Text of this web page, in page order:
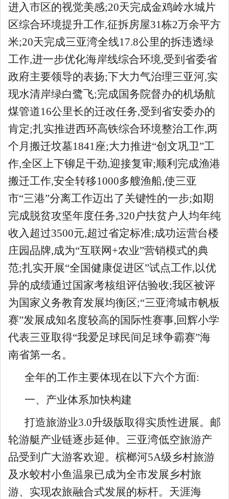
进入市区的视觉美感;20天完成金鸡岭水城片
区综合环境提升工作,征拆房屋31栋2万余平方
米;20天完成三亚湾全线17.8公里的拆违透绿
工作,进一步优化海岸线综合环境,受到省委省
政府主要领导的表扬;下大力气治理三亚河,实
现水清岸绿白鹭飞;完成国务院督办的机场航
煤管道16公里长的迁改任务,受到省安委办的
肯定;扎实推进西环高铁综合环境整治工作,两
个月搬迁坟墓1841座;大力推进“创文巩卫”工
作,全区上下铆足干劲,迎接复审;顺利完成渔港
搬迁工作,安全转移1000多艘渔船,使三亚
市“三港”分离工作迈出了关键性的一步;如期
完成脱贫攻坚年度任务,320户扶贫户人均年纯
收入超过3500元,超过省定标准;成功运营台楼
庄园品牌,成为“互联网+农业”营销模式的典
范;扎实开展“全国健康促进区”试点工作,以优
异的成绩通过国家考核组评估验收;我区被评
为国家义务教育发展均衡区;“三亚湾城市帆板
赛”发展成知名度较高的国际性赛事,回辉小学
代表三亚取得“我爱足球民间足球争霸赛”海
南省第一名。
全年的工作主要体现在以下六个方面:
一、产业体系加快构建
打造旅游业3.0升级版取得实质性进展。邮
轮游艇产业链逐步延伸。三亚湾低空旅游产
品受到广大游客欢迎。槟榔河5A级乡村旅游
及水蛟村小鱼温泉已成为全市发展乡村旅
游、实现农旅融合式发展的标杆。天涯海